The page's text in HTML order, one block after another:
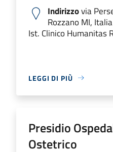
Indirizzovia
Rozzano MI, Italia
Ist. Clinico Humanitas
LEGGI DI PIÙ
Presidio
Ostetrico